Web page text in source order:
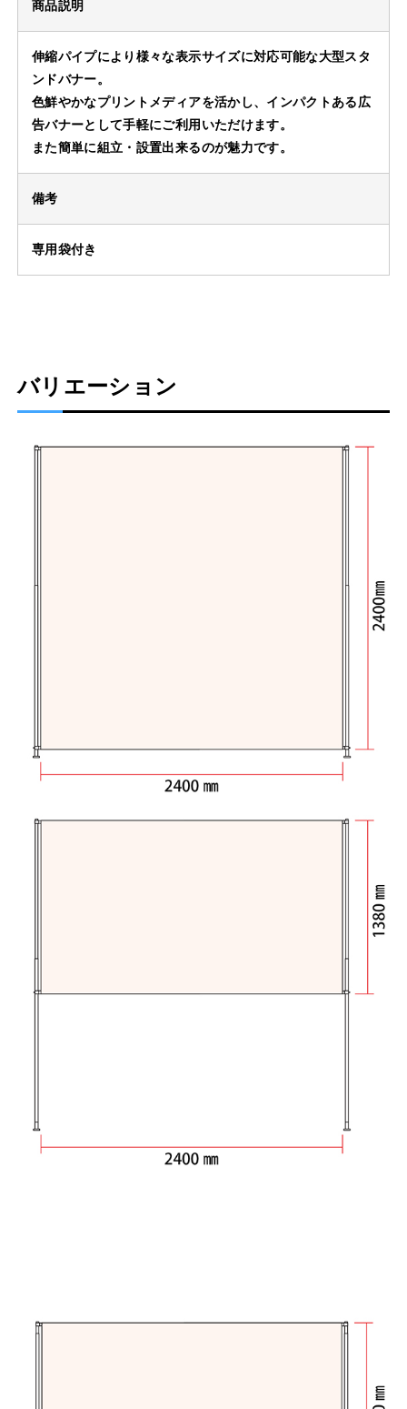
商品説明
伸縮パイプにより様々な表示サイズに対応可能な大型スタ
ンドバナー。
色鮮やかなプリントメディアを活かし、インパクトある広
告バナーとして手軽にご利用いただけます。
また簡単に組立・設置出来るのが魅力です。
備考
専用袋付き
バリエーション